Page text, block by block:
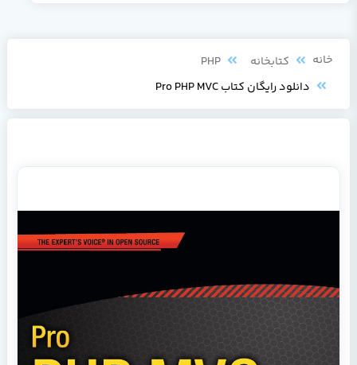
خانه کتابخانه
PHP
دانلود رایگان کتاب Pro PHP MVC